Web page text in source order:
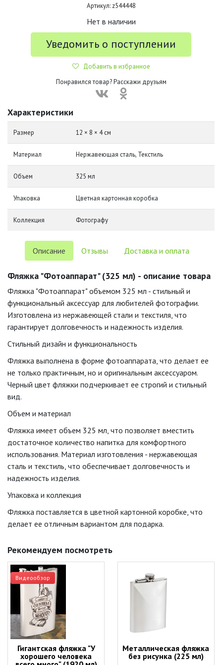
Артикул: z544448
Нет в наличии
Уведомить о поступлении
Добавить в избранное
Понравился товар? Расскажи друзьям
Характеристики
Размер 12 × 8 × 4 см
Материал Нержавеющая сталь, Текстиль
Объем 325 мл
Упаковка Цветная картонная коробка
Коллекция Фотографу
Описание Отзывы Доставка и оплата
Фляжка "Фотоаппарат" (325 мл) - описание товара
Фляжка "Фотоаппарат" объемом 325 мл - стильный и
функциональный аксессуар для любителей фотографии.
Изготовлена из нержавеющей стали и текстиля, что
гарантирует долговечность и надежность изделия.
Стильный дизайн и функциональность
Фляжка выполнена в форме фотоаппарата, что делает ее
не только практичным, но и оригинальным аксессуаром.
Черный цвет фляжки подчеркивает ее строгий и стильный
вид.
Объем и материал
Фляжка имеет объем 325 мл, что позволяет вместить
достаточное количество напитка для комфортного
использования. Материал изготовления - нержавеющая
сталь и текстиль, что обеспечивает долговечность и
надежность изделия.
Упаковка и коллекция
Фляжка поставляется в цветной картонной коробке, что
делает ее отличным вариантом для подарка.
Рекомендуем посмотреть
Видеообзор
Гигантская фляжка "У
хорошего человека
Металлическая фляжка
без рисунка (225 мл)